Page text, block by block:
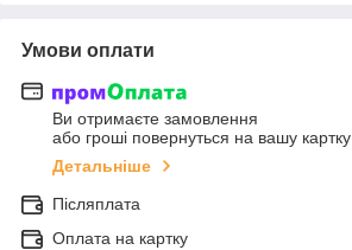
Умови оплати
Ви отримаєте замовлення
або гроші повернуться на вашу картку
Детальніше
Післяплата
Оплата на картку